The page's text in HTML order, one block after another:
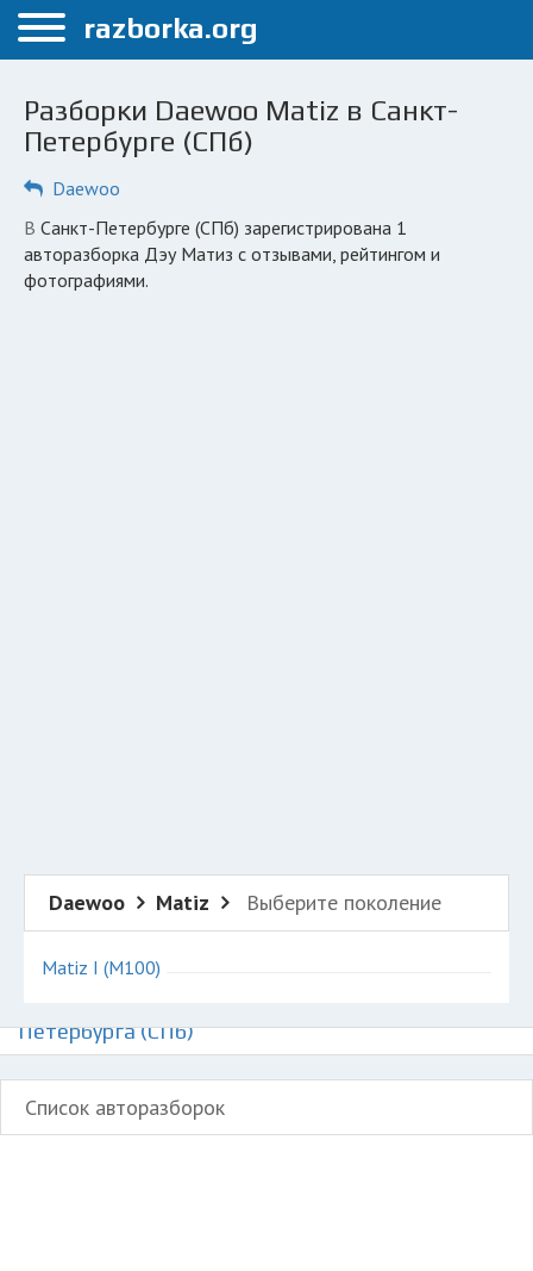
Меню
Санкт-Петербург
Автосервисы
Разборки Daewoo Matiz в Санкт-
Петербурге (СПб)
Daewoo
в Санкт-Петербурге (СПб) зарегистрирована 1
авторазборка Дэу Матиз с отзывами, рейтингом и
фотографиями.
Daewoo Matiz Выберите поколение
Matiz I (M100)
Петербурга (СПб)
Список авторазборок
razborka.org